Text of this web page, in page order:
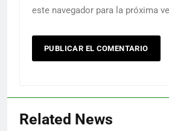
este navegador para la próxima
Related News